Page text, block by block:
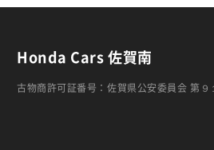
Honda Cars 佐賀南
古物商許可証番号：佐賀県公安委員会 第